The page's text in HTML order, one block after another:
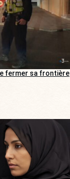
fermer sa frontière